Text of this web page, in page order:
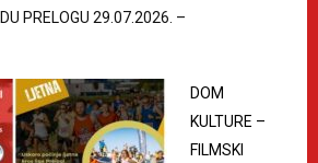
PRELOGU 29.07.2026. –
DOM
KULTURE –
FILMSKI